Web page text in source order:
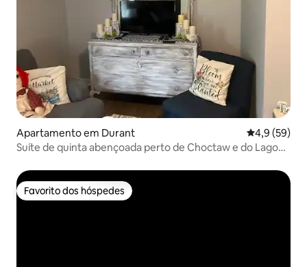
Apartamento em Durant
4,9 (59)
Suíte de quinta abençoada perto de Choctaw e do Lago
Favorito dos hóspedes
Favorito dos hóspedes